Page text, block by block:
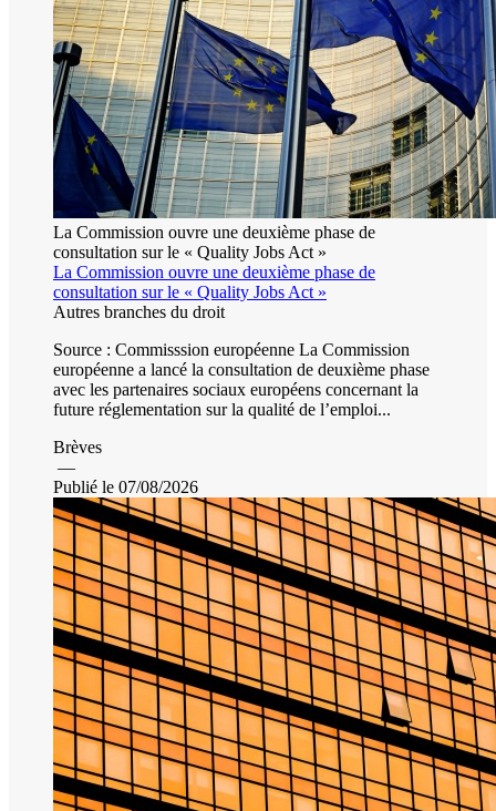
La Commission ouvre une deuxième phase de
consultation sur le « Quality Jobs Act »
La Commission ouvre une deuxième phase de
consultation sur le « Quality Jobs Act »
Autres branches du droit
Source : Commisssion européenne La Commission
européenne a lancé la consultation de deuxième phase
avec les partenaires sociaux européens concernant la
future réglementation sur la qualité de l’emploi...
Brèves
—
Publié le 07/08/2026